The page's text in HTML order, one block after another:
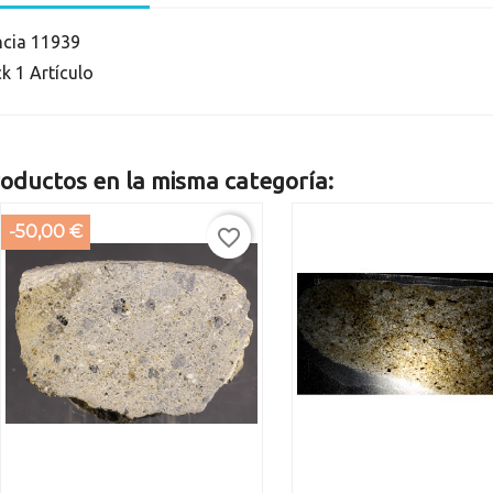
11939
1 Artículo
en la misma categoría:
-50,00 € favorite_border